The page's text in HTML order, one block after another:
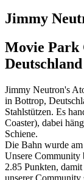
Jimmy
Movie Park
Deutschland
Jimmy Neutron's
in Bottrop,
Stahlstützen. Es
Coaster), dabei
Schiene.
Die Bahn wurde
Unsere Community
2.85 Punkten,
unserer